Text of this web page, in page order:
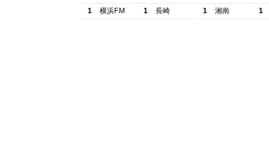
1
横浜FM 1 長崎
1
湘南 1